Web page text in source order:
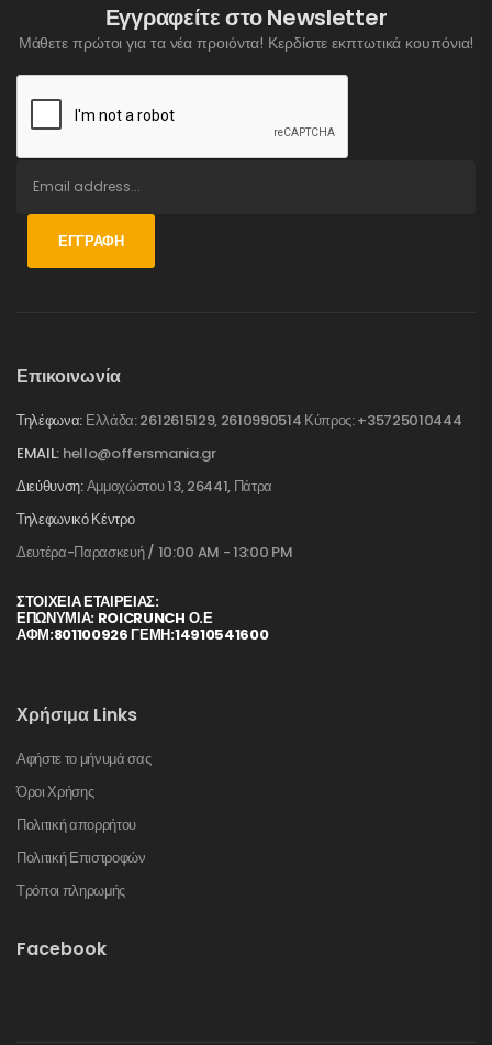
Εγγραφείτε στο Newsletter
Μάθετε πρώτοι για τα νέα προιόντα! Κερδίστε εκπτωτικά κουπόνια!
ΕΓΓΡΑΦΉ
Επικοινωνία
Τηλέφωνα: Ελλάδα: 2612615129, 2610990514 Κύπρος: +35725010444
EMAIL: hello@offersmania.gr
Διεύθυνση:Αμμοχώστου 13, 26441, Πάτρα
Τηλεφωνικό Κέντρο
Δευτέρα-Παρασκευή / 10:00 AM - 13:00 PM
ΣΤΟΙΧΕΊΑ ΕΤΑΙΡΕΊΑΣ:
ΕΠΩΝΥΜΙΑ: ROICRUNCH Ο.Ε
ΑΦΜ:801100926 ΓΕΜΗ:14910541600
Χρήσιμα Links
Αφήστε το μήνυμά σας
Όροι Χρήσης
Πολιτική απορρήτου
Πολιτική Επιστροφών
Τρόποι πληρωμής
Facebook